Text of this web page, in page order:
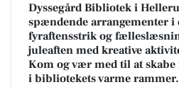
Dyssegård Bibliotek i
spændende arrangementer i
fyraftensstrik og
juleaften med kreative
Kom og vær med til at
i bibliotekets varme rammer.